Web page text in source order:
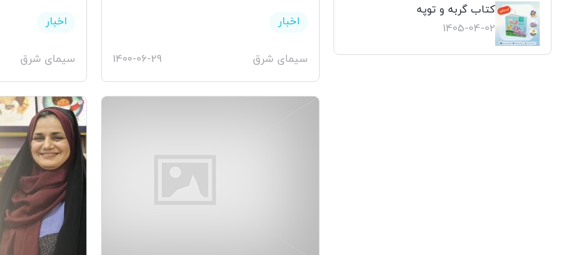
کتاب گربه و توپه
1405-04-02
اخبار
سیمای شرق 1400-06-29
اخبار
سیمای شرق